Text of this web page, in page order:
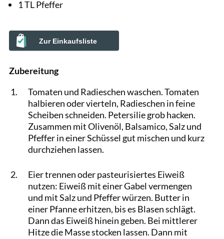
1 TL Pfeffer
Zur Einkaufsliste
Zubereitung
Tomaten und Radieschen waschen. Tomaten
halbieren oder vierteln, Radieschen in feine
Scheiben schneiden. Petersilie grob hacken.
Zusammen mit Olivenöl, Balsamico, Salz und
Pfeffer in einer Schüssel gut mischen und kurz
durchziehen lassen.
Eier trennen oder pasteurisiertes Eiweiß
nutzen: Eiweiß mit einer Gabel vermengen
und mit Salz und Pfeffer würzen. Butter in
einer Pfanne erhitzen, bis es Blasen schlägt.
Dann das Eiweiß hinein geben. Bei mittlerer
Hitze die Masse stocken lassen. Dann mit